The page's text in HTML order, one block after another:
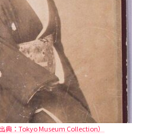
典：Tokyo Museum Collection）